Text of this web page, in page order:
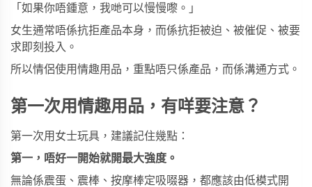
「如果你唔鍾意，我哋可以慢慢嚟。」
女生通常唔係抗拒產品本身，而係抗拒被迫、被催促、被要
求即刻投入。
所以情侶使用情趣用品，重點唔只係產品，而係溝通方式。
第一次用情趣用品，有咩要注意？
第一次用女士玩具，建議記住幾點：
第一，唔好一開始就開最大強度。
無論係震蛋、震棒、按摩棒定吸啜器，都應該由低模式開